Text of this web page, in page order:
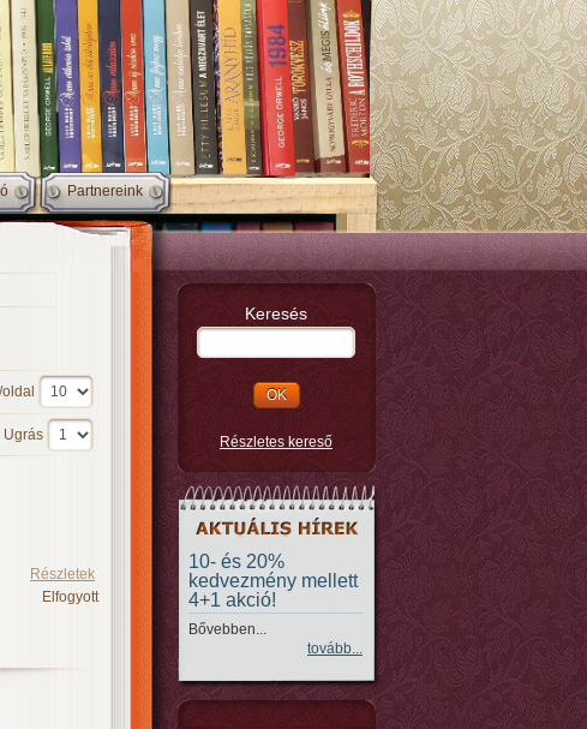
Partnereink
Keresés
Részletes kereső
10- és 20%
kedvezmény mellett
4+1 akció!
Bővebben...
tovább...
Ugrás
Részletek
Elfogyott